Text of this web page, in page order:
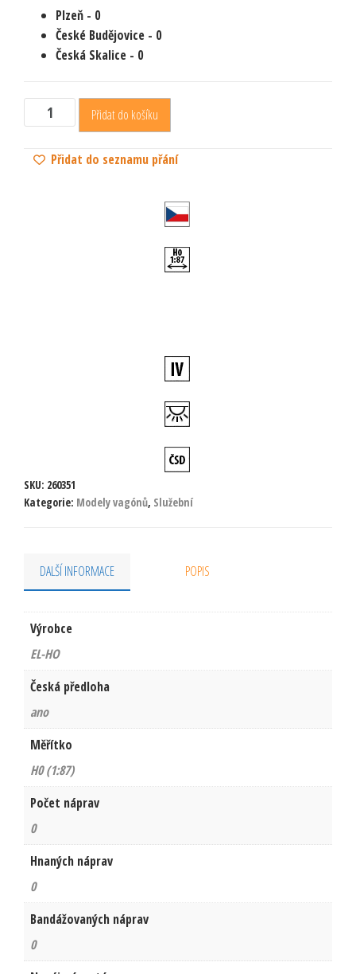
Plzeň - 0
České Budějovice - 0
Česká Skalice - 0
Přidat do košíku
Přidat do seznamu přání
SKU: 260351
Kategorie: Modely vagónů, Služební
DALŠÍ INFORMACE POPIS
Výrobce
EL-HO
Česká předloha
ano
Měřítko
H0 (1:87)
Počet náprav
0
Hnaných náprav
0
Bandážovaných náprav
0